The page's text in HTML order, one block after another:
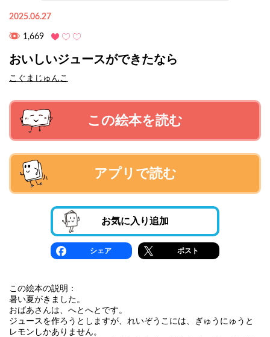
2025.06.27
1,669
おいしいジュースができたなら
こぐまじゅんこ
この絵本を読む
アプリで読む
お気に入り追加
シェア ポスト
この絵本の説明：
暑い夏がきました。
おばあさんは、へとへとです。
ジュースを作ろうとしますが、れいぞうこには、ぎゅうにゅうと
レモンしかありません。